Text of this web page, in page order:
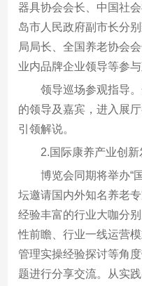
器具协会会长、中国社
岛市人民政府副市长分
局局长、全国养老协会
业内品牌企业领导等参与
领导巡场参观指导
的领导及嘉宾，进入展
引领解说。
2.国际康养产业创新
博览会同期将举办“
坛邀请国内外知名养老
经验丰富的行业大咖分
性前瞻、行业一线运营
管理实操经验探讨等角
题进行分享交流。从实